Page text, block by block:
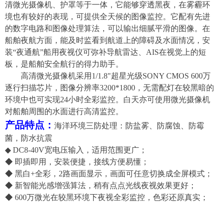
清微光摄像机、 护罩等于一体，它能够穿透黑夜，在雾霾环
境也有较好的表现，可提供全天候的图像监控。它配有先进
的数字电路和图像处理算法，可以输出细腻平滑的图像。 在
船舶夜航方面，能及时监看到航道上的障碍及水面情况， 安
装“夜通航”船用夜视仪可弥补导航雷达、 AIS在视觉上的短
板， 是船舶安全航行的得力助手。
高清微光摄像机采用 1/1.8"超星光级SONY CMOS 600万
逐行扫描芯片，图像分辨率3200*1800 ，无需配灯在较黑暗的
环境中也可实现24小时全彩监控。白天亦可使用微光摄像机
对船舶周围的水面进行高清监控。
产品特点： 海洋环境三防处理：防盐雾、防腐蚀、防霉
菌，防水抗震
◆ DC8-40V宽电压输入，适用范围更广 ；
◆ 即插即用，安装便捷，接线方便易懂；
◆ 黑白+全彩，2路画面显示， 画面可任意切换成全屏模式 ；
◆ 新智能光感增强算法，稍有点点光线夜视效果更好；
◆ 600万微光在较黑环境下夜视全彩监控，色彩还原真实；